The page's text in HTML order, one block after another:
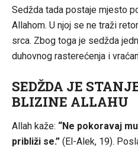
Sedžda tada postaje mjesto
Allahom. U njoj se ne traži
srca. Zbog toga je sedžda
duhovnog rasterećenja i
SEDŽDA JE
BLIZINE ALLAHU
Allah kaže: “Ne pokoravaj
približi se.”(El-Alek, 19).